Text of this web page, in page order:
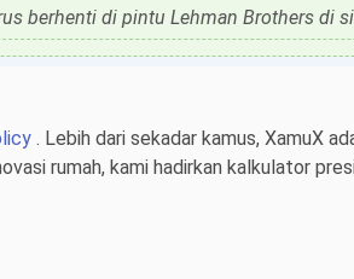
berhenti di pintu Lehman Brothers di
. Lebih dari sekadar kamus, XamuX
rumah, kami hadirkan kalkulator